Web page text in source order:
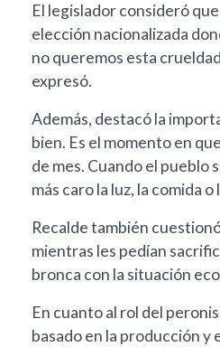
El legislador consideró
elección nacionalizada
no queremos esta
expresó.
Además, destacó la
bien. Es el momento en
de mes. Cuando el pueblo
más caro la luz, la comida
Recalde también
mientras les pedían
bronca con la situación
En cuanto al rol del
basado en la producción y